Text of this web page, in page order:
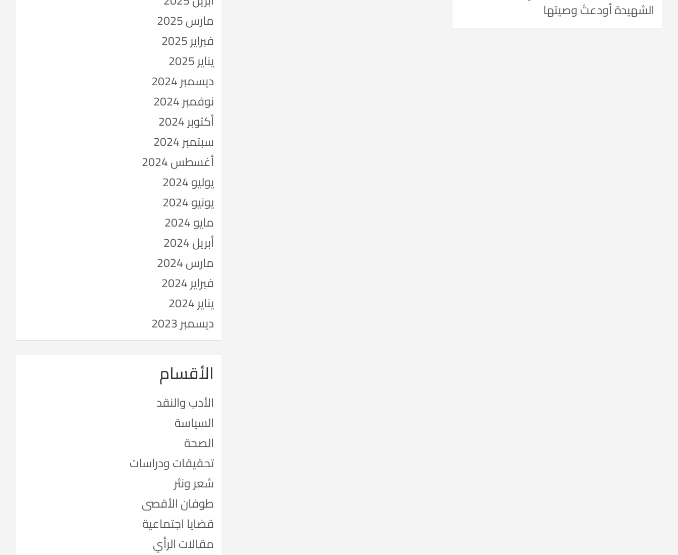
الشهيدة أودعتْ وصيتها
مارس 2025
فبراير 2025
يناير 2025
ديسمبر 2024
نوفمبر 2024
أكتوبر 2024
سبتمبر 2024
أغسطس 2024
يوليو 2024
يونيو 2024
مايو 2024
أبريل 2024
مارس 2024
فبراير 2024
يناير 2024
ديسمبر 2023
الأقسام
الأدب والنقد
السياسة
الصحة
تحقيقات ودراسات
شعر ونثر
طوفان الأقصى
قضايا اجتماعية
مقالات الرأي